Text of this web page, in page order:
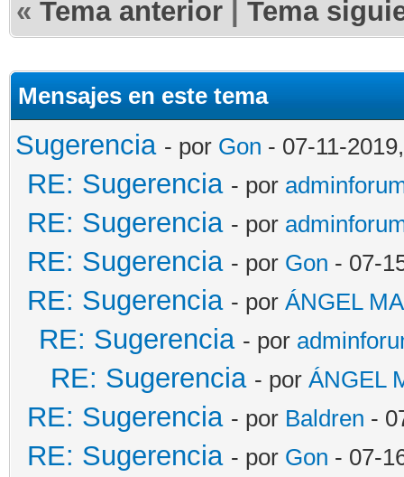
« Tema anterior Tema
Mensajes en este tema
Sugerencia - por Gon - 07-11-
RE: Sugerencia - por
RE: Sugerencia - por
RE: Sugerencia - por Gon - 07-
RE: Sugerencia - por ÁNGEL
RE: Sugerencia - por
RE: Sugerencia - por ÁNGEL
RE: Sugerencia - por Baldren -
RE: Sugerencia - por Gon - 07-